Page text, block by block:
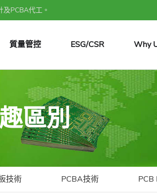
PCBA代工。
質量管控 ESG/CSR Why
區別
技術 PCBA技術 PCB